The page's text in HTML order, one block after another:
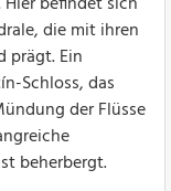
die mit ihren
prägt. Ein
Schloss, das
der Flüsse
beherbergt.